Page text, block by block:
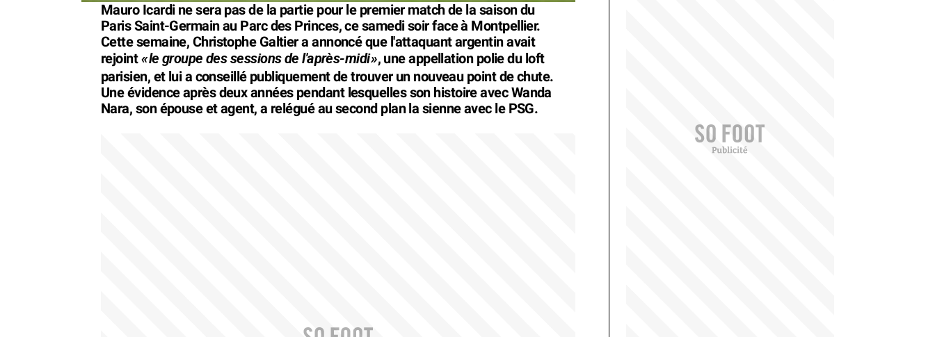
Mauro Icardi ne sera pas de la partie pour le premier match de la saison du
Paris Saint-Germain au Parc des Princes, ce samedi soir face à Montpellier.
Cette semaine, Christophe Galtier a annoncé que l'attaquant argentin avait
rejoint«le groupe des sessions de l'après-midi», une appellation polie du loft
parisien, et lui a conseillé publiquement de trouver un nouveau point de chute.
Une évidence après deux années pendant lesquelles son histoire avec Wanda
Nara, son épouse et agent, a relégué au second plan la sienne avec le PSG.